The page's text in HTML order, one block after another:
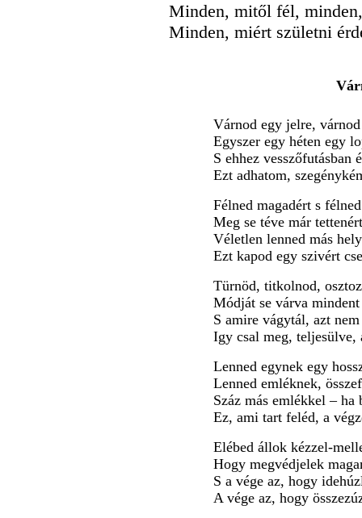
Minden, mitől fél,
Minden, miért születni
Várnod egy jelre,
Egyszer egy héten egy
S ehhez vesszőfutásban
Ezt adhatom,
Félned magadért s
Meg se téve már
Véletlen lenned más
Ezt kapod egy szivért
Türnöd, titkolnod,
Módját se várva mindent
S amire vágytál, azt
Igy csal meg, teljesülve,
Lenned egynek egy
Lenned emléknek,
Száz más emlékkel – ha
Ez, ami tart feléd, a
Elébed állok kézzel-
Hogy megvédjelek
S a vége az, hogy
A vége az, hogy